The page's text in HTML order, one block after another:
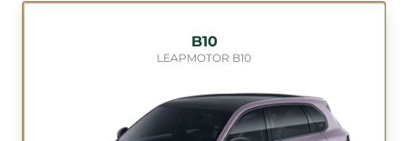
B10
LEAPMOTOR B10